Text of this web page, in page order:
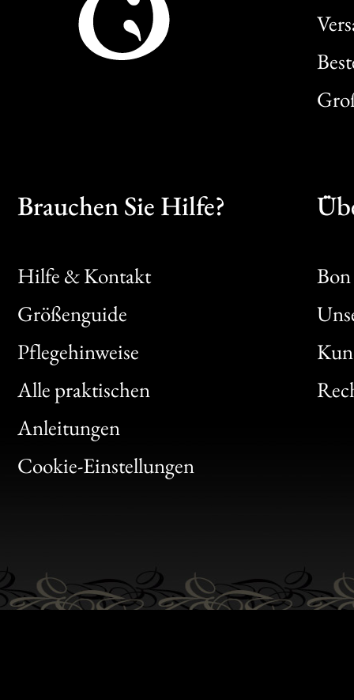
Brauchen Sie Hilfe?
Hilfe & Kontakt
Größenguide
Pflegehinweise
Alle praktischen
Anleitungen
Cookie-Einstellungen
Bon
Clic